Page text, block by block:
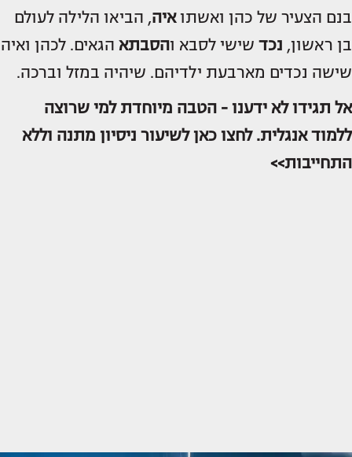
בנם הצעיר של כהן ואשתואיה, הביאו הלילה לעולם
בן ראשון, נכד שישי לסבא והסבתא הגאים. לכהן ואיה
שישה נכדים מארבעת ילדיהם. שיהיה במזל וברכה.
אל תגידו לא ידענו - הטבה מיוחדת למי שרוצה
ללמוד אנגלית. לחצו כאן לשיעור ניסיון מתנה וללא
התחייבות>>